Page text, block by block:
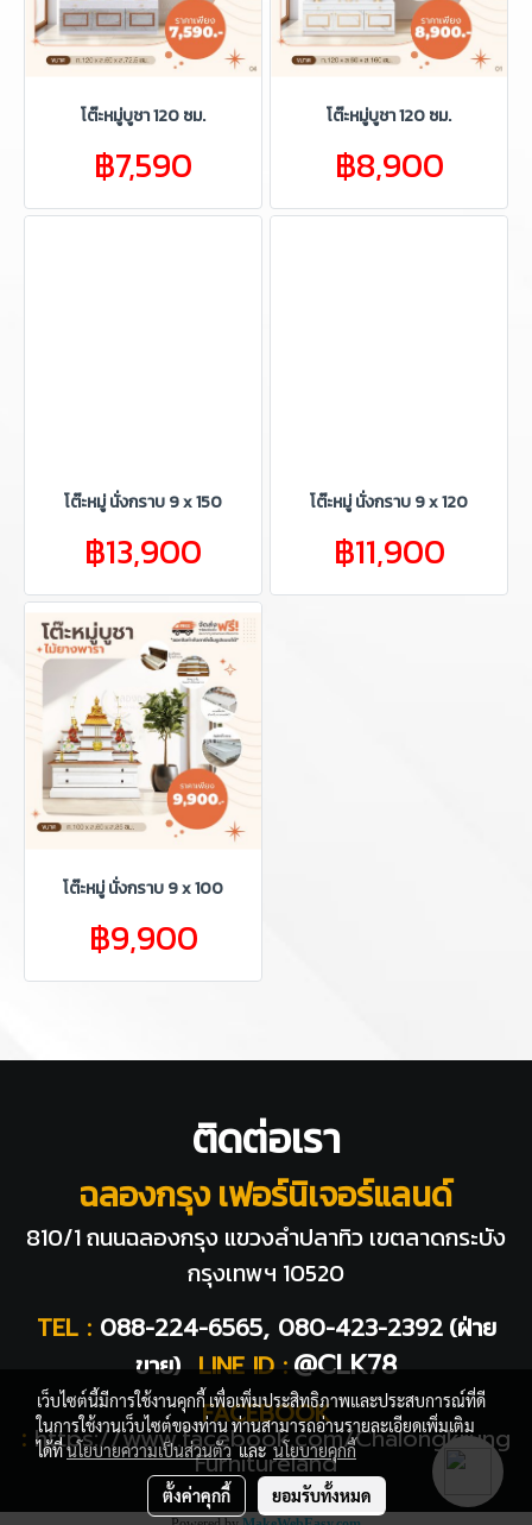
โต๊ะหมู่บูชา 120 ซม.
฿7,590
โต๊ะหมู่บูชา 120 ซม.
฿8,900
โต๊ะหมู่ นั่งกราบ 9 x 150
฿13,900
โต๊ะหมู่ นั่งกราบ 9 x 120
฿11,900
โต๊ะหมู่ นั่งกราบ 9 x 100
฿9,900
ติดต่อเรา
ฉลองกรุง เฟอร์นิเจอร์แลนด์
810/1 ถนนฉลองกรุง แขวงลำปลาทิว เขตลาดกระบัง
กรุงเทพฯ 10520
TEL : 088-224-6565, 080-423-2392 (ฝ่าย
ขาย) LINE ID : @CLK78
FACEBOOK
: https://www.facebook.com/Chalongkrung
Furnitureland
เว็บไซต์นี้มีการใช้งานคุกกี้ เพื่อเพิ่มประสิทธิภาพและประสบการณ์ที่ดี
ในการใช้งานเว็บไซต์ของท่าน ท่านสามารถอ่านรายละเอียดเพิ่มเติม
ได้ที่นโยบายความเป็นส่วนตัวและนโยบายคุกกี้
ตั้งค่าคุกกี้ ยอมรับทั้งหมด